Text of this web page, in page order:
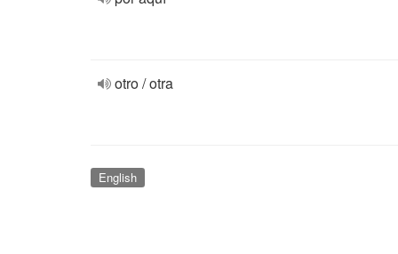
otro / otra
English